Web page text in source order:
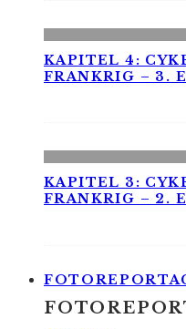
KAPITEL 4:
FRANKRIG – 3.
KAPITEL 3:
FRANKRIG – 2.